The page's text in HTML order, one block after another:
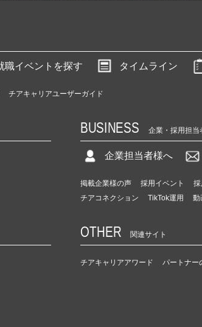
職イベントを探す タイムライン
チアキャリアユーザーガイド
BUSINESS 企業・採用担当
企業担当者様へ
掲載企業様の声 採用イベント
チアコネクション
TikTok運用 動
OTHER 関連サイト
チアキャリアアワード パートナー